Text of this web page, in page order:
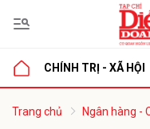
CHÍNH TRỊ - XÃ HỘI
Trang chủ Ngân hàng -
luận